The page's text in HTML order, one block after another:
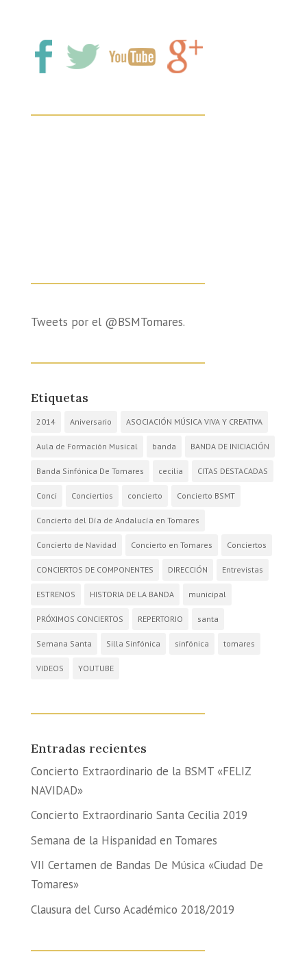
Tweets por el @BSMTomares.
Etiquetas
2014 Aniversario ASOCIACIÓN MÚSICA VIVA Y CREATIVA
Aula de Formación Musical banda BANDA DE INICIACIÓN
Banda Sinfónica De Tomares cecilia CITAS DESTACADAS
Conci Conciertios concierto Concierto BSMT
Concierto del Día de Andalucía en Tomares
Concierto de Navidad Concierto en Tomares Conciertos
CONCIERTOS DE COMPONENTES DIRECCIÓN Entrevistas
ESTRENOS HISTORIA DE LA BANDA municipal
PRÓXIMOS CONCIERTOS REPERTORIO santa
Semana Santa Silla Sinfónica sinfónica tomares
VIDEOS YOUTUBE
Entradas recientes
Concierto Extraordinario de la BSMT «FELIZ
NAVIDAD»
Concierto Extraordinario Santa Cecilia 2019
Semana de la Hispanidad en Tomares
VII Certamen de Bandas De Música «Ciudad De
Tomares»
Clausura del Curso Académico 2018/2019